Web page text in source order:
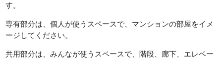
す。
専有部分は、個人が使うスペースで、マンションの部屋をイメ
ージしてください。
共用部分は、みんなが使うスペースで、階段、廊下、エレベー